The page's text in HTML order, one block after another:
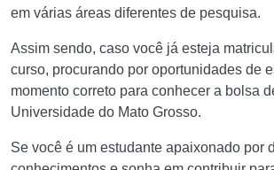
em várias áreas diferentes de pesquisa.
Assim sendo, caso você já esteja
curso, procurando por oportunidades de
momento correto para conhecer a bolsa
Universidade do Mato Grosso.
Se você é um estudante apaixonado por